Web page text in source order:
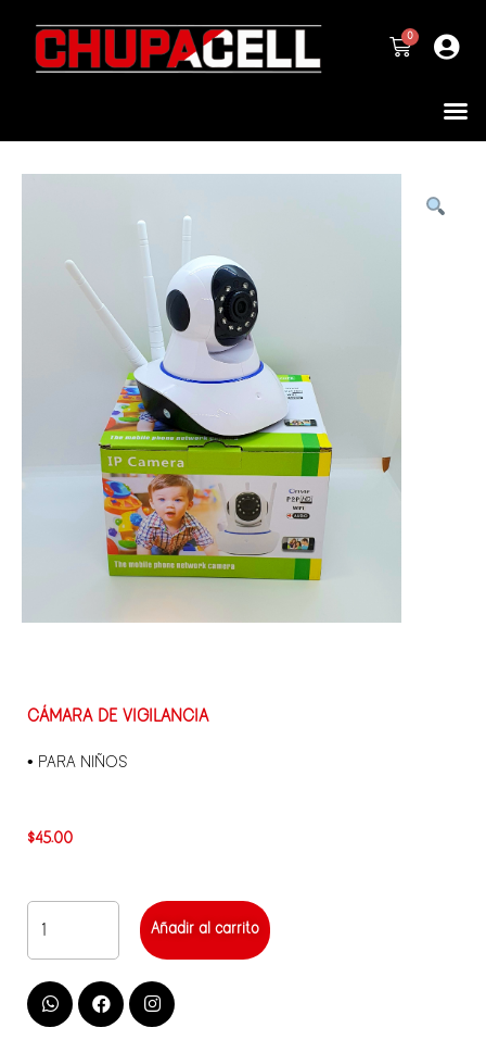
CÁMARA DE VIGILANCIA
• PARA NIÑOS
$45.00
Añadir al carrito